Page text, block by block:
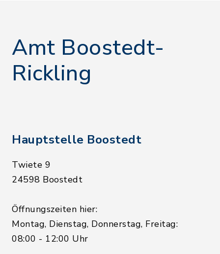
Amt Boostedt-
Rickling
Hauptstelle Boostedt
Twiete 9
24598 Boostedt
Öffnungszeiten hier:
Montag, Dienstag, Donnerstag, Freitag:
08:00 - 12:00 Uhr